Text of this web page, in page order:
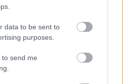
data to be sent to
purposes.
to send me
πολλές φορές αυτά
ενώ ανέφερε ότι
προς την κατεύθυνση αυτή
κινδύνους που